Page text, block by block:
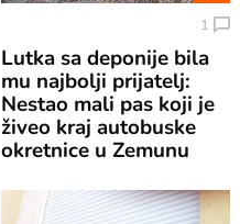
1
Lutka sa deponije bila
mu najbolji prijatelj:
Nestao mali pas koji je
živeo kraj autobuske
okretnice u Zemunu